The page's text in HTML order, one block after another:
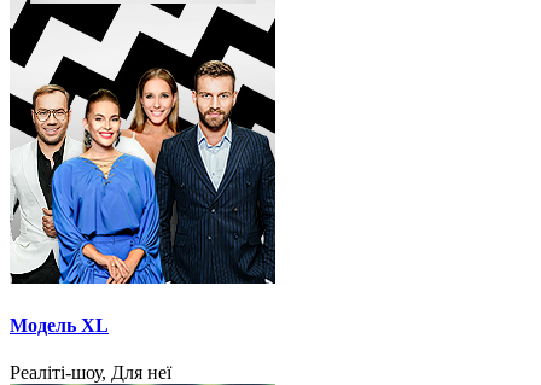
Модель XL
Реаліті-шоу, Для неї